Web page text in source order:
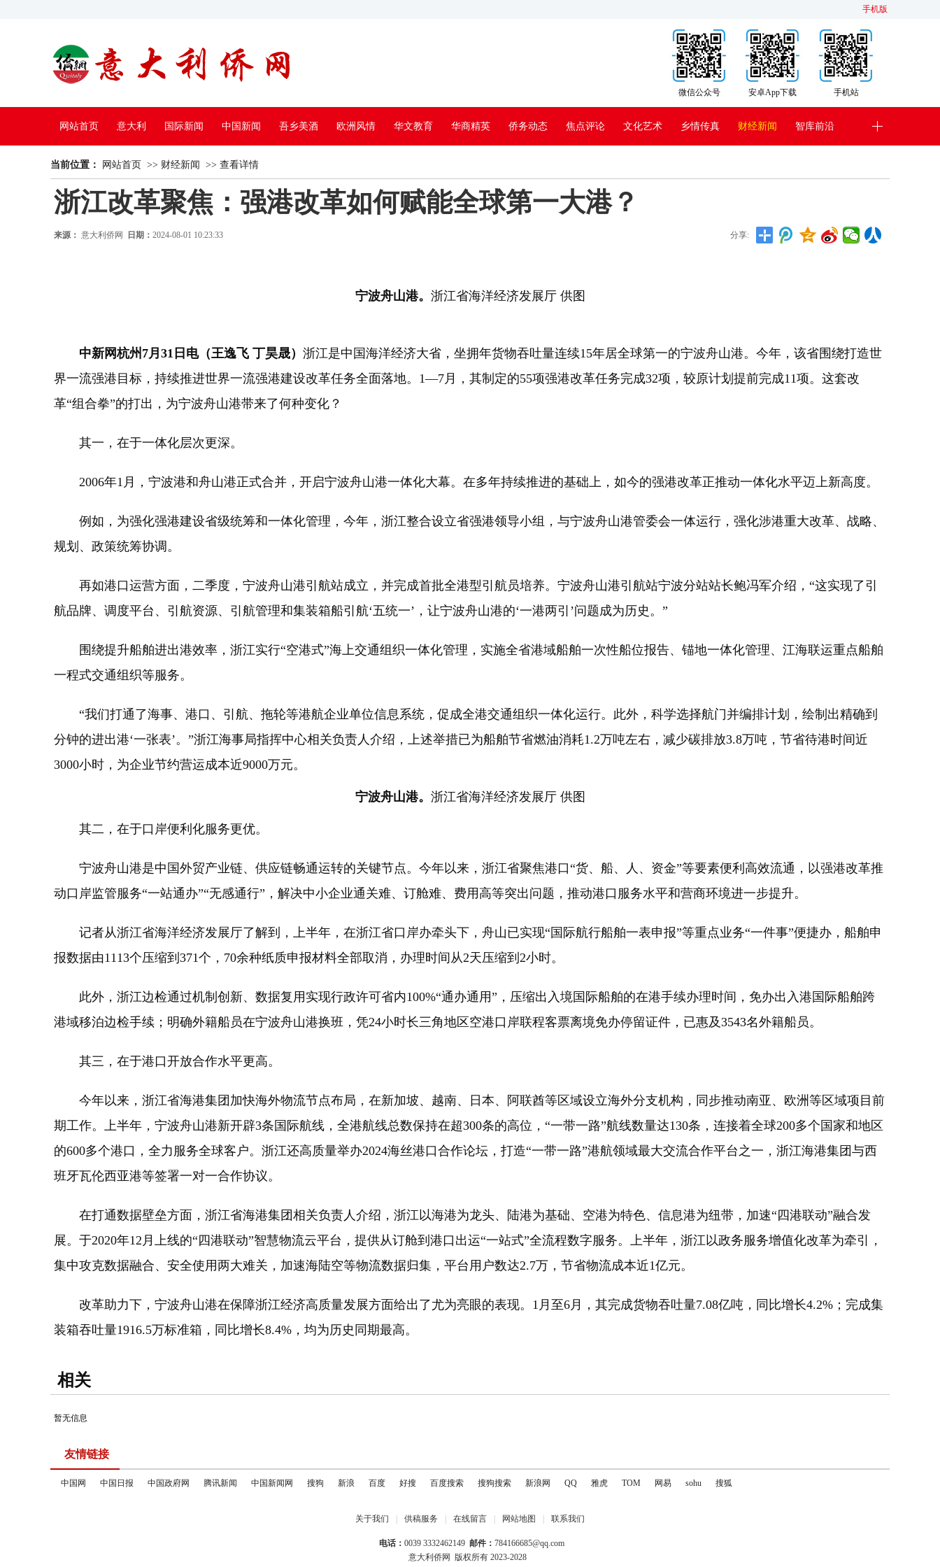
手机版
手机站
安卓App下载
微信公众号
网站首页 意大利 国际新闻 中国新闻 吾乡美酒 欧洲风情 华文教育 华商精英 侨务动态 焦点评论 文化艺术 乡情传真 财经新闻 智库前沿
中国电视
当前位置： 网站首页 >> 财经新闻 >> 查看详情
浙江改革聚焦：强港改革如何赋能全球第一大港？
来源： 意大利侨网 日期： 2024-08-01 10:23:33 分享:
宁波舟山港。 浙江省海洋经济发展厅 供图
中新网杭州7月31日电（王逸飞 丁昊晟） 浙江是中国海洋经济大省，坐拥年货物吞吐量连续15年居全球第一的宁波舟山港。今年，该省围绕打造世
界一流强港目标，持续推进世界一流强港建设改革任务全面落地。1—7月，其制定的55项强港改革任务完成32项，较原计划提前完成11项。这套改
革“组合拳”的打出，为宁波舟山港带来了何种变化？
其一，在于一体化层次更深。
2006年1月，宁波港和舟山港正式合并，开启宁波舟山港一体化大幕。在多年持续推进的基础上，如今的强港改革正推动一体化水平迈上新高度。
例如，为强化强港建设省级统筹和一体化管理，今年，浙江整合设立省强港领导小组，与宁波舟山港管委会一体运行，强化涉港重大改革、战略、
规划、政策统筹协调。
再如港口运营方面，二季度，宁波舟山港引航站成立，并完成首批全港型引航员培养。宁波舟山港引航站宁波分站站长鲍冯军介绍，“这实现了引
航品牌、调度平台、引航资源、引航管理和集装箱船引航‘五统一’，让宁波舟山港的‘一港两引’问题成为历史。”
围绕提升船舶进出港效率，浙江实行“空港式”海上交通组织一体化管理，实施全省港域船舶一次性船位报告、锚地一体化管理、江海联运重点船舶
一程式交通组织等服务。
“我们打通了海事、港口、引航、拖轮等港航企业单位信息系统，促成全港交通组织一体化运行。此外，科学选择航门并编排计划，绘制出精确到
分钟的进出港‘一张表’。”浙江海事局指挥中心相关负责人介绍，上述举措已为船舶节省燃油消耗1.2万吨左右，减少碳排放3.8万吨，节省待港时间近
3000小时，为企业节约营运成本近9000万元。
宁波舟山港。 浙江省海洋经济发展厅 供图
其二，在于口岸便利化服务更优。
宁波舟山港是中国外贸产业链、供应链畅通运转的关键节点。今年以来，浙江省聚焦港口“货、船、人、资金”等要素便利高效流通，以强港改革推
动口岸监管服务“一站通办”“无感通行”，解决中小企业通关难、订舱难、费用高等突出问题，推动港口服务水平和营商环境进一步提升。
记者从浙江省海洋经济发展厅了解到，上半年，在浙江省口岸办牵头下，舟山已实现“国际航行船舶一表申报”等重点业务“一件事”便捷办，船舶申
报数据由1113个压缩到371个，70余种纸质申报材料全部取消，办理时间从2天压缩到2小时。
此外，浙江边检通过机制创新、数据复用实现行政许可省内100%“通办通用”，压缩出入境国际船舶的在港手续办理时间，免办出入港国际船舶跨
港域移泊边检手续；明确外籍船员在宁波舟山港换班，凭24小时长三角地区空港口岸联程客票离境免办停留证件，已惠及3543名外籍船员。
其三，在于港口开放合作水平更高。
今年以来，浙江省海港集团加快海外物流节点布局，在新加坡、越南、日本、阿联酋等区域设立海外分支机构，同步推动南亚、欧洲等区域项目前
期工作。上半年，宁波舟山港新开辟3条国际航线，全港航线总数保持在超300条的高位，“一带一路”航线数量达130条，连接着全球200多个国家和地区
的600多个港口，全力服务全球客户。浙江还高质量举办2024海丝港口合作论坛，打造“一带一路”港航领域最大交流合作平台之一，浙江海港集团与西
班牙瓦伦西亚港等签署一对一合作协议。
在打通数据壁垒方面，浙江省海港集团相关负责人介绍，浙江以海港为龙头、陆港为基础、空港为特色、信息港为纽带，加速“四港联动”融合发
展。于2020年12月上线的“四港联动”智慧物流云平台，提供从订舱到港口出运“一站式”全流程数字服务。上半年，浙江以政务服务增值化改革为牵引，
集中攻克数据融合、安全使用两大难关，加速海陆空等物流数据归集，平台用户数达2.7万，节省物流成本近1亿元。
改革助力下，宁波舟山港在保障浙江经济高质量发展方面给出了尤为亮眼的表现。1月至6月，其完成货物吞吐量7.08亿吨，同比增长4.2%；完成集
装箱吞吐量1916.5万标准箱，同比增长8.4%，均为历史同期最高。
相关
暂无信息
友情链接
中国网 中国日报 中国政府网 腾讯新闻 中国新闻网 搜狗 新浪 百度 好搜 百度搜索 搜狗搜索 新浪网 QQ 雅虎 TOM 网易 sohu 搜狐
关于我们 供稿服务 在线留言 网站地图 联系我们
电话： 0039 3332462149 邮件： 784166685@qq.com
意大利侨网
版权所有 2023-2028